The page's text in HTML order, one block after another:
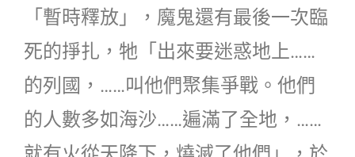
「暫時釋放」，魔鬼還有最後一次臨
死的掙扎，牠「出來要迷惑地上……
的列國，……叫他們聚集爭戰。他們
的人數多如海沙……遍滿了全地，……